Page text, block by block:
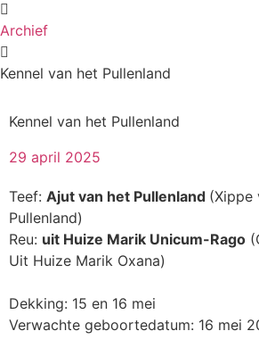
Archief
Kennel van het Pullenland
Kennel van het Pullenland
29 april 2025
Teef: Ajut van het Pullenland (Xippe
Pullenland)
Reu: uit Huize Marik Unicum-Rago
Uit Huize Marik Oxana)
Dekking: 15 en 16 mei
Verwachte geboortedatum: 16 mei